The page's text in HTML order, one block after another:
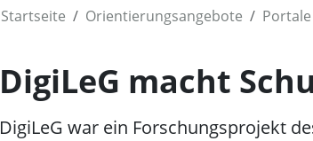
Startseite Orientierungsangebote
DigiLeG macht
DigiLeG war ein Forschungsprojekt